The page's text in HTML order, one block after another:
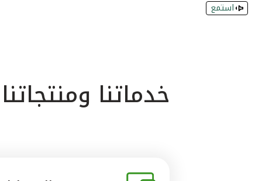
استمع
خدماتنا ومنتجاتنا